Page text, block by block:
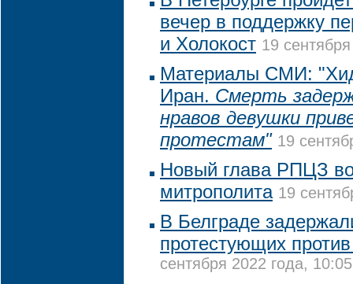
вечер в поддержку
и Холокост 19
Материалы СМИ:
Иран. Смерть
нравов девушки
протестам" 19
Новый глава РПЦЗ
митрополита 19
В Белграде
протестующих
сентября 2022 года, 10:05